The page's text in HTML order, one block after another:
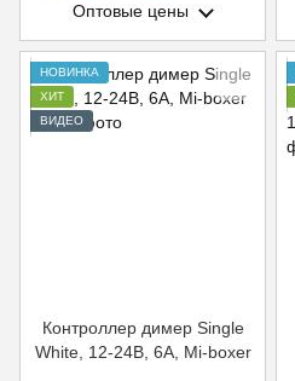
Оптовые цены
НОВИНКА
ХИТ
ВИДЕО
Контроллер димер Single
White, 12-24В, 6A, Mi-boxer